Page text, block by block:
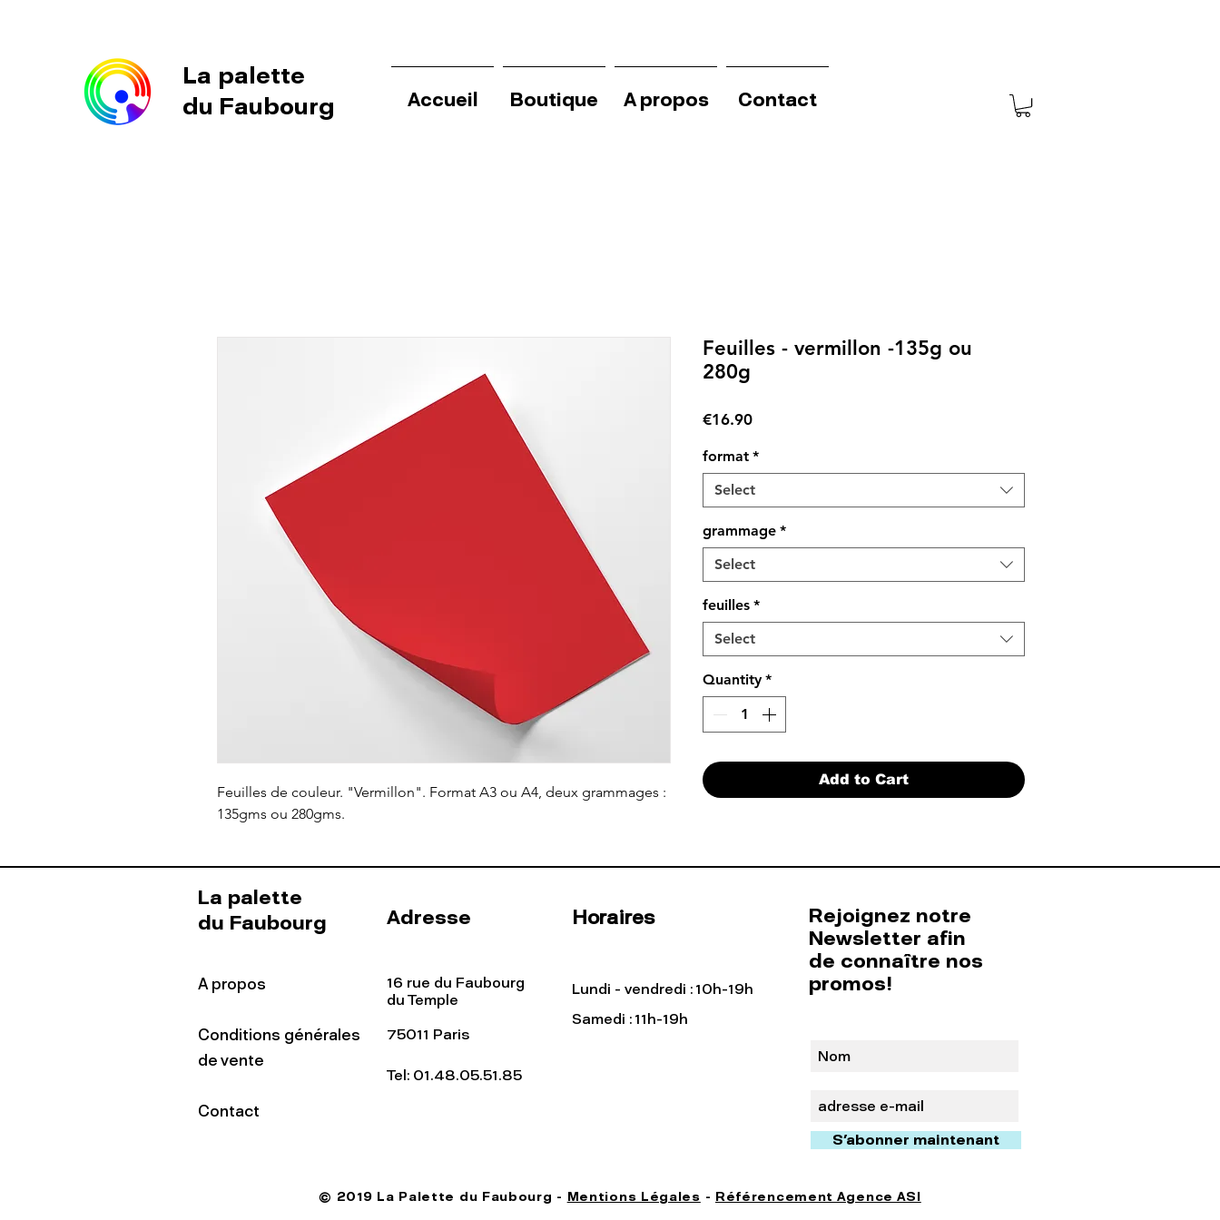
Accueil Boutique A propos Contact
La palette
du Faubourg
Feuilles de couleur. "Vermillon". Format A3 ou A4, deux grammages :
135gms ou 280gms.
Feuilles - vermillon -135g ou
280g
€16.90Price
format *
Select
grammage *
Select
feuilles *
Select
Quantity *
Add to Cart
La palette
du Faubourg
Adresse Horaires
A propos
Conditions générales
de vente
Contact
16 rue du Faubourg
du Temple
75011 Paris
Tel: 01.48.05.51.85
Lundi - vendredi : 10h-19h
Samedi : 11h-19h
Rejoignez notre
Newsletter afin
de connaître nos
promos!
S'abonner maintenant
© 2019 La Palette du Faubourg - Mentions Légales - Référencement Agence ASI